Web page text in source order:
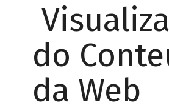
do
da Web